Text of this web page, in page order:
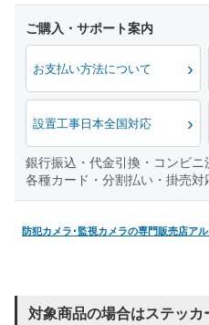
お支払い方法について
設置工事日本全国対応
銀行振込・代金引換・コンビニ
各種カード・分割払い・掛売対
防犯カメラ･監視カメラの専門販売店ア
対象商品の場合はステッカ